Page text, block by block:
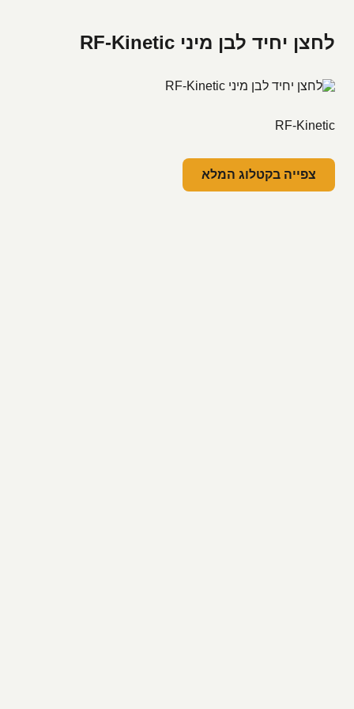
לחצן יחיד לבן מיני RF-Kinetic
RF-Kinetic
צפייה בקטלוג המלא